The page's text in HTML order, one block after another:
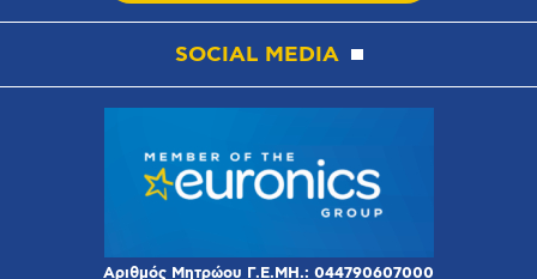
SOCIAL MEDIA